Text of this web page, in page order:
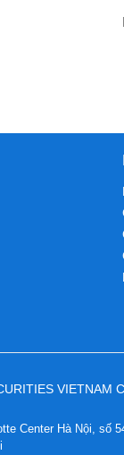
VIETNAM
Center Hà Nội, số